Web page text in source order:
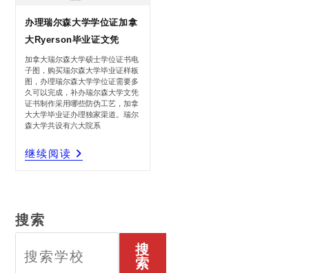
办理瑞尔森大学学位证加拿
大Ryerson毕业证文凭
加拿大瑞尔森大学硕士学位证书电
子图，购买瑞尔森大学毕业证样板
图，办理瑞尔森大学学位证需要多
久可以完成，补办瑞尔森大学文凭
证书制作采用哪些防伪工艺，加拿
大大学毕业证办理独家渠道。瑞尔
森大学共设有六大院系
继续阅读 办
理
瑞
文
搜索
搜
索